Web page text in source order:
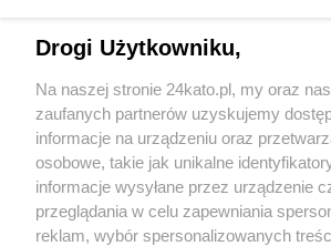
1 / 0
Wydawca mediów lokalnych
Drogi Użytkowniku,
Na naszej stronie 24kato.pl, my oraz
zaufanych partnerów uzyskujemy
informacje na urządzeniu oraz
osobowe, takie jak unikalne
informacje wysyłane przez urządzenie
przeglądania w celu zapewniania
reklam, wybór spersonalizowanych